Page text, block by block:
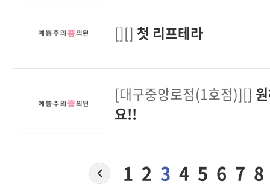
[][] 첫 리프테라
[대구중앙로점(1호점)][]
요!!
1 2 3 4 5 6 7 8